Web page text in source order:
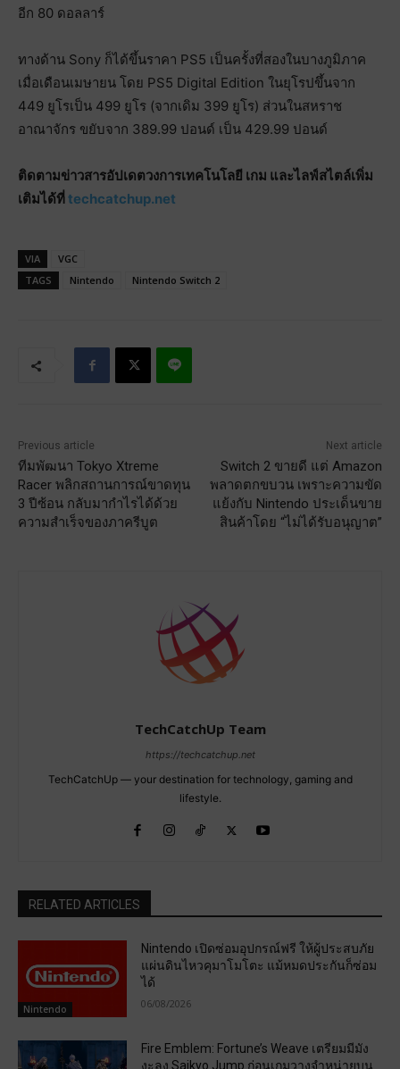
อีก 80 ดอลลาร์
ทางด้าน Sony ก็ได้ขึ้นราคา PS5 เป็นครั้งที่สองในบางภูมิภาค
เมื่อเดือนเมษายน โดย PS5 Digital Edition ในยุโรปขึ้นจาก
449 ยูโรเป็น 499 ยูโร (จากเดิม 399 ยูโร) ส่วนในสหราช
อาณาจักร ขยับจาก 389.99 ปอนด์ เป็น 429.99 ปอนด์
ติดตามข่าวสารอัปเดตวงการเทคโนโลยี เกม และไลฟ์สไตล์เพิ่ม
เติมได้ที่ techcatchup.net
VIA
VGC
TAGS
Nintendo Nintendo Switch 2
Previous article
ทีมพัฒนา Tokyo Xtreme
Racer พลิกสถานการณ์ขาดทุน
3 ปีซ้อน กลับมากำไรได้ด้วย
ความสำเร็จของภาครีบูต
Next article
Switch 2 ขายดี แต่ Amazon
พลาดตกขบวน เพราะความขัด
แย้งกับ Nintendo ประเด็นขาย
สินค้าโดย “ไม่ได้รับอนุญาต”
TechCatchUp Team
https://techcatchup.net
TechCatchUp — your destination for technology, gaming and
lifestyle.
RELATED ARTICLES
Nintendo
Nintendo เปิดซ่อมอุปกรณ์ฟรี ให้ผู้ประสบภัย
แผ่นดินไหวคุมาโมโตะ แม้หมดประกันก็ซ่อม
ได้
06/08/2026
Fire Emblem: Fortune’s Weave เตรียมมีมัง
งะลง Saikyo Jump ก่อนเกมวางจำหน่ายบน